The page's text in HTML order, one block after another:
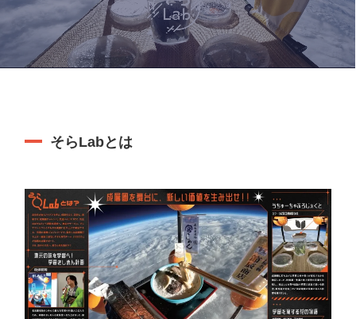
そらLabとは